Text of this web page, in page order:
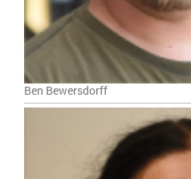
Ben Bewersdorff